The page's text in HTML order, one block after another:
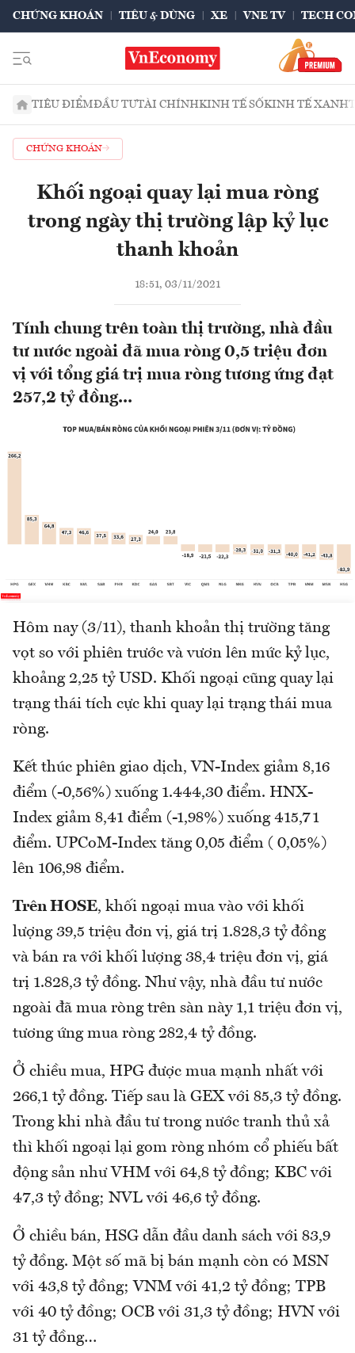
CHỨNG KHOÁN TIÊU & DÙNG XE VNE TV TECH
TIÊU ĐIỂMĐẦU TƯTÀI CHÍNHKINH TẾ SỐKINH TẾ XANH
CHỨNG KHOÁN
Khối ngoại quay lại mua ròng
trong ngày thị trường lập kỷ lục
thanh khoản
18:51, 03/11/2021
Tính chung trên toàn thị trường, nhà đầu
tư nước ngoài đã mua ròng 0,5 triệu đơn
vị với tổng giá trị mua ròng tương ứng đạt
257,2 tỷ đồng...
Hôm nay (3/11), thanh khoản thị trường tăng
vọt so với phiên trước và vươn lên mức kỷ lục,
khoảng 2,25 tỷ USD. Khối ngoại cũng quay lại
trạng thái tích cực khi quay lại trạng thái mua
ròng.
Kết thúc phiên giao dịch, VN-Index giảm 8,16
điểm (-0,56%) xuống 1.444,30 điểm. HNX-
Index giảm 8,41 điểm (-1,98%) xuống 415,71
điểm. UPCoM-Index tăng 0,05 điểm ( 0,05%)
lên 106,98 điểm.
Trên HOSE, khối ngoại mua vào với khối
lượng 39,5 triệu đơn vị, giá trị 1.828,3 tỷ đồng
và bán ra với khối lượng 38,4 triệu đơn vị, giá
trị 1.828,3 tỷ đồng. Như vậy, nhà đầu tư nước
ngoài đã mua ròng trên sàn này 1,1 triệu đơn vị,
tương ứng mua ròng 282,4 tỷ đồng.
Ở chiều mua, HPG được mua mạnh nhất với
266,1 tỷ đồng. Tiếp sau là GEX với 85,3 tỷ đồng.
Trong khi nhà đầu tư trong nước tranh thủ xả
thì khối ngoại lại gom ròng nhóm cổ phiếu bất
động sản như VHM với 64,8 tỷ đồng; KBC với
47,3 tỷ đồng; NVL với 46,6 tỷ đồng.
Ở chiều bán, HSG dẫn đầu danh sách với 83,9
tỷ đồng. Một số mã bị bán mạnh còn có MSN
với 43,8 tỷ đồng; VNM với 41,2 tỷ đồng; TPB
với 40 tỷ đồng; OCB với 31,3 tỷ đồng; HVN với
31 tỷ đồng…